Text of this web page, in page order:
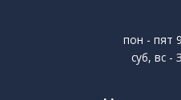
пон - пят
суб, вс